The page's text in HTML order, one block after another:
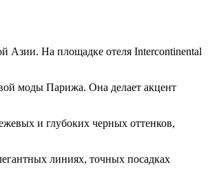
Азии. На площадке отеля Intercontinental
моды Парижа. Она делает акцент
и глубоких черных оттенков,
линиях, точных посадках